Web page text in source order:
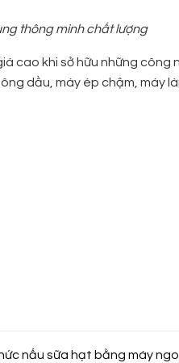
thông minh chất lượng
cao khi sở hữu những công
dầu, máy ép chậm, máy
nấu sữa hạt bằng máy